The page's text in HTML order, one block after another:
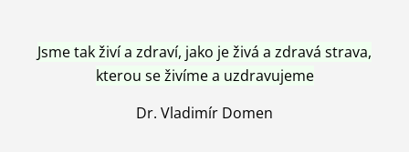
Jsme tak živí a zdraví, jako je živá a zdravá strava,
kterou se živíme a uzdravujeme
Dr. Vladimír Domen